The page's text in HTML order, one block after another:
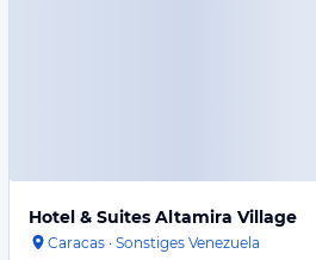
Hotel & Suites Altamira Village
Caracas · Sonstiges Venezuela